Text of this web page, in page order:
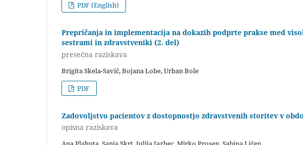
PDF (English)
Prepričanja in implementacija na dokazih podprte prakse med
sestrami in zdravstveniki (2. del)
presečna raziskava
Brigita Skela-Savič, Bojana Lobe, Urban Bole
PDF
Zadovoljstvo pacientov z dostopnostjo zdravstvenih storitev v
opisna raziskava